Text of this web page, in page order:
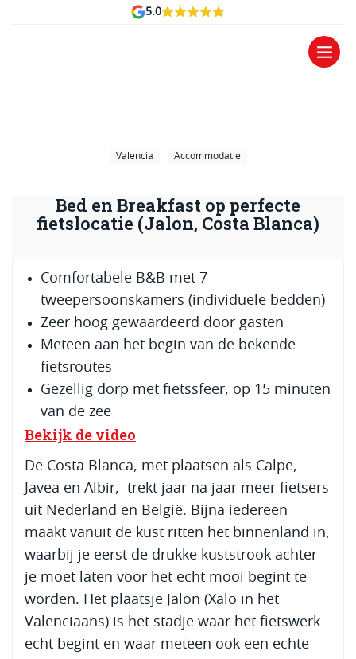
5.0
Valencia Accommodatie
Bed en Breakfast op perfecte
fietslocatie (Jalon, Costa Blanca)
Comfortabele B&B met 7
tweepersoonskamers (individuele bedden)
Zeer hoog gewaardeerd door gasten
Meteen aan het begin van de bekende
fietsroutes
Gezellig dorp met fietssfeer, op 15 minuten
van de zee
Bekijk de video
De Costa Blanca, met plaatsen als Calpe,
Javea en Albir, trekt jaar na jaar meer fietsers
uit Nederland en België. Bijna iedereen
maakt vanuit de kust ritten het binnenland in,
waarbij je eerst de drukke kuststrook achter
je moet laten voor het echt mooi begint te
worden. Het plaatsje Jalon (Xalo in het
Valenciaans) is het stadje waar het fietswerk
echt begint en waar meteen ook een echte